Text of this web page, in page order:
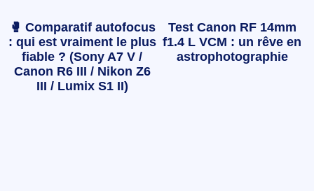
🥊 Comparatif autofocus
: qui est vraiment le plus
fiable ? (Sony A7 V /
Canon R6 III / Nikon Z6
III / Lumix S1 II)
Test Canon RF 14mm
f1.4 L VCM : un rêve en
astrophotographie